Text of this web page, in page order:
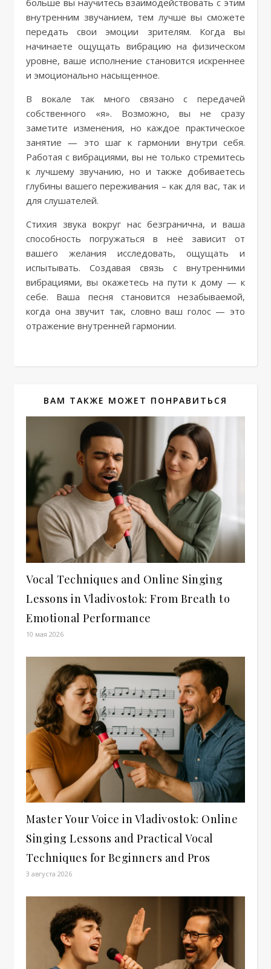
больше вы научитесь взаимодействовать с этим
внутренним звучанием, тем лучше вы сможете
передать свои эмоции зрителям. Когда вы
начинаете ощущать вибрацию на физическом
уровне, ваше исполнение становится искреннее
и эмоционально насыщенное.
В вокале так много связано с передачей
собственного «я». Возможно, вы не сразу
заметите изменения, но каждое практическое
занятие — это шаг к гармонии внутри себя.
Работая с вибрациями, вы не только стремитесь
к лучшему звучанию, но и также добиваетесь
глубины вашего переживания – как для вас, так и
для слушателей.
Стихия звука вокруг нас безгранична, и ваша
способность погружаться в неё зависит от
вашего желания исследовать, ощущать и
испытывать. Создавая связь с внутренними
вибрациями, вы окажетесь на пути к дому — к
себе. Ваша песня становится незабываемой,
когда она звучит так, словно ваш голос — это
отражение внутренней гармонии.
ВАМ ТАКЖЕ МОЖЕТ ПОНРАВИТЬСЯ
Vocal Techniques and Online Singing
Lessons in Vladivostok: From Breath to
Emotional Performance
10 мая 2026
Master Your Voice in Vladivostok: Online
Singing Lessons and Practical Vocal
Techniques for Beginners and Pros
3 августа 2026